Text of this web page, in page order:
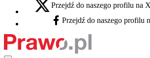
X - otwiera się w nowej karcie
Przejdź do naszego profilu na
Facebook - otwiera się w nowej karcie
Przejdź do naszego profilu